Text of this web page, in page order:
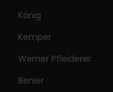
König
Kemper
Werner Pfleiderer
Benier